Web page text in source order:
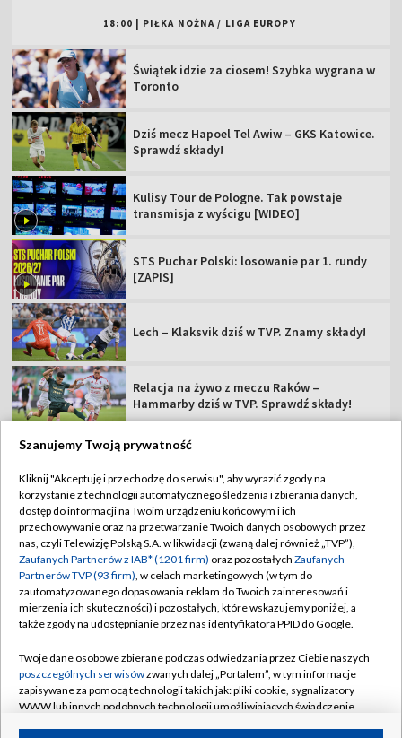
18:00 | PIŁKA NOŻNA / LIGA EUROPY
Świątek idzie za ciosem! Szybka wygrana w
Toronto
Dziś mecz Hapoel Tel Awiw – GKS Katowice.
Sprawdź składy!
Kulisy Tour de Pologne. Tak powstaje
transmisja z wyścigu [WIDEO]
STS Puchar Polski: losowanie par 1. rundy
[ZAPIS]
Lech – Klaksvik dziś w TVP. Znamy składy!
Relacja na żywo z meczu Raków –
Hammarby dziś w TVP. Sprawdź składy!
TVP
Abonament TVP
Sklep TVP
Biuro Reklamy
Oferta Handlowa
Emisja w TVP
Rada Programowa
Ogłoszenia przetargowe
Regulamin TVP
Polityka prywatności
Moje zgody
Biuro reklamy
Kanały
Szanujemy Twoją prywatność
Kliknij "Akceptuję i przechodzę do serwisu", aby wyrazić zgody na
korzystanie z technologii automatycznego śledzenia i zbierania danych,
dostęp do informacji na Twoim urządzeniu końcowym i ich
przechowywanie oraz na przetwarzanie Twoich danych osobowych przez
nas, czyli Telewizję Polską S.A. w likwidacji (zwaną dalej również „TVP”),
Zaufanych Partnerów z IAB* (1201 firm) oraz pozostałych Zaufanych
Partnerów TVP (93 firm), w celach marketingowych (w tym do
zautomatyzowanego dopasowania reklam do Twoich zainteresowań i
mierzenia ich skuteczności) i pozostałych, które wskazujemy poniżej, a
także zgody na udostępnianie przez nas identyfikatora PPID do Google.
Twoje dane osobowe zbierane podczas odwiedzania przez Ciebie naszych
poszczególnych serwisówzwanych dalej „Portalem”, w tym informacje
zapisywane za pomocą technologii takich jak: pliki cookie, sygnalizatory
WWW lub innych podobnych technologii umożliwiających świadczenie